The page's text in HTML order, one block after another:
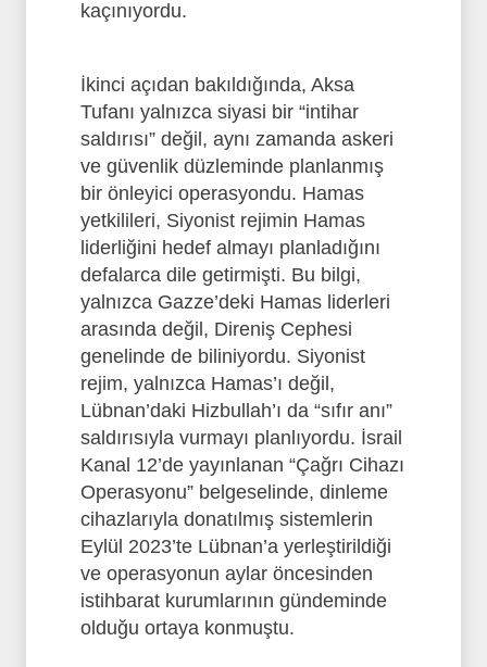
kaçınıyordu.
İkinci açıdan bakıldığında, Aksa
Tufanı yalnızca siyasi bir “intihar
saldırısı” değil, aynı zamanda askeri
ve güvenlik düzleminde planlanmış
bir önleyici operasyondu. Hamas
yetkilileri, Siyonist rejimin Hamas
liderliğini hedef almayı planladığını
defalarca dile getirmişti. Bu bilgi,
yalnızca Gazze’deki Hamas liderleri
arasında değil, Direniş Cephesi
genelinde de biliniyordu. Siyonist
rejim, yalnızca Hamas’ı değil,
Lübnan’daki Hizbullah’ı da “sıfır anı”
saldırısıyla vurmayı planlıyordu. İsrail
Kanal 12’de yayınlanan “Çağrı Cihazı
Operasyonu” belgeselinde, dinleme
cihazlarıyla donatılmış sistemlerin
Eylül 2023’te Lübnan’a yerleştirildiği
ve operasyonun aylar öncesinden
istihbarat kurumlarının gündeminde
olduğu ortaya konmuştu.